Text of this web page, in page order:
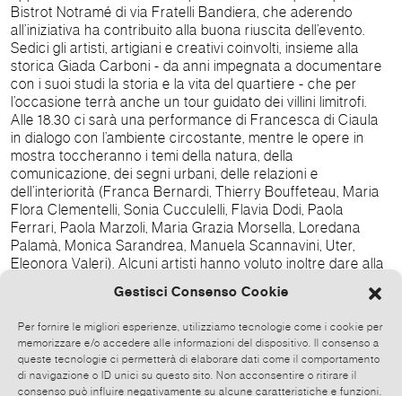
Gestisci Consenso Cookie
Per fornire le migliori esperienze, utilizziamo tecnologie come i cookie per
memorizzare e/o accedere alle informazioni del dispositivo. Il consenso a
queste tecnologie ci permetterà di elaborare dati come il comportamento
di navigazione o ID unici su questo sito. Non acconsentire o ritirare il
consenso può influire negativamente su alcune caratteristiche e funzioni.
Bistrot Notramé di via Fratelli Bandiera, che aderendo
all’iniziativa ha contribuito alla buona riuscita dell’evento.
Sedici gli artisti, artigiani e creativi coinvolti, insieme alla
storica Giada Carboni - da anni impegnata a documentare
con i suoi studi la storia e la vita del quartiere - che per
l’occasione terrà anche un tour guidato dei villini limitrofi.
Alle 18.30 ci sarà una performance di Francesca di Ciaula
in dialogo con l’ambiente circostante, mentre le opere in
mostra toccheranno i temi della natura, della
comunicazione, dei segni urbani, delle relazioni e
dell’interiorità (Franca Bernardi, Thierry Bouffeteau, Maria
Flora Clementelli, Sonia Cucculelli, Flavia Dodi, Paola
Ferrari, Paola Marzoli, Maria Grazia Morsella, Loredana
Palamà, Monica Sarandrea, Manuela Scannavini, Uter,
Eleonora Valeri). Alcuni artisti hanno voluto inoltre dare alla
Roberto Mirulla, Flavia Mitolo, Maria Grazia Morsella), con
quelle attitudini e azioni che ognuno di noi può mettere in
piedi per contribuire a costruirla, non dimenticando le
tragedie del passato e cercando una chiave positiva, da
costruttori di pace.